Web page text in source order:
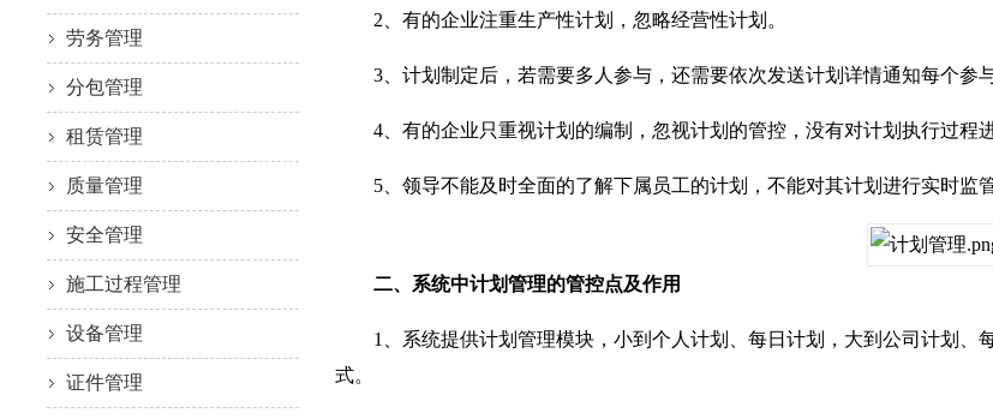
劳务管理
分包管理
租赁管理
质量管理
安全管理
施工过程管理
设备管理
证件管理
2、有的企业注重生产性计划，忽略经营性计划。
3、计划制定后，若需要多人参与，还需要依次发送计划详情通知每个参与
4、有的企业只重视计划的编制，忽视计划的管控，没有对计划执行过程进
5、领导不能及时全面的了解下属员工的计划，不能对其计划进行实时监管
二、系统中计划管理的管控点及作用
1、系统提供计划管理模块，小到个人计划、每日计划，大到公司计划、
式。